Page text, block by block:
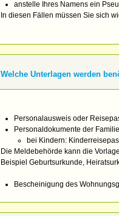
anstelle Ihres Namens ein
In diesen Fällen müssen Sie sich
Welche Unterlagen werden
Personalausweis oder
Personaldokumente der
bei Kindern:
Die Meldebehörde kann die
Beispiel Geburtsurkunde,
Bescheinigung des